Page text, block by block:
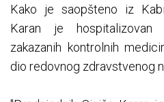
Kako je saopšteno iz
Karan je hospitalizovan
zakazanih kontrolnih
dio redovnog zdravstvenog